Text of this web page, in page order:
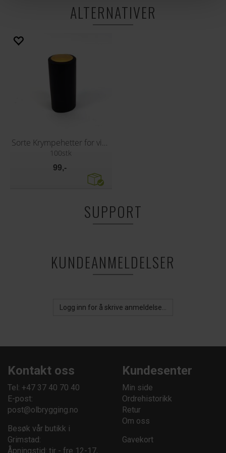
ALTERNATIVER
Sorte Krympehetter for vinflasker
100stk
99,-
SUPPORT
KUNDEANMELDELSER
Logg inn for å skrive anmeldelse...
Kontakt oss
Tel: +47 37 40 70 40
E-post:
post@olbrygging.no
Besøk vår butikk i
Grimstad:
Åpningstid: tir - fre 12-17,
Kundesenter
Min side
Ordrehistorikk
Retur
Om oss
Gavekort